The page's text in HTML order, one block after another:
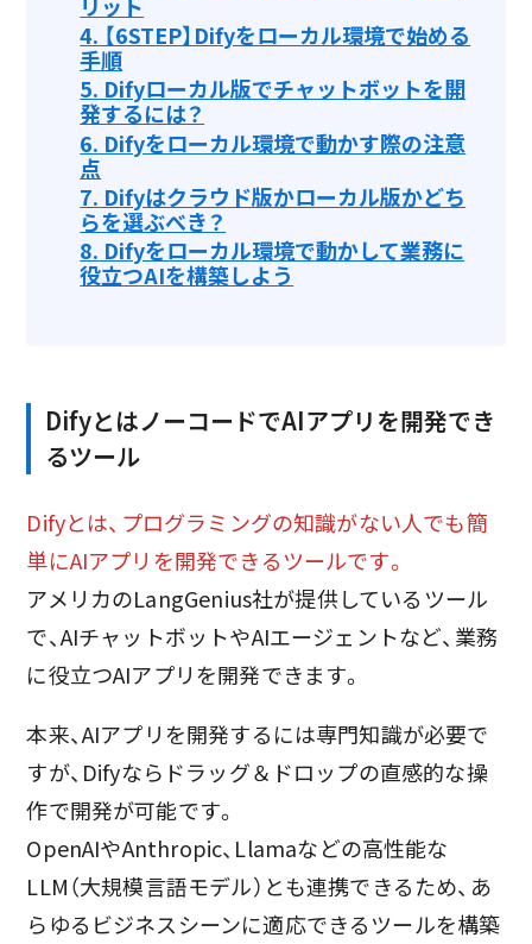
4. 【6STEP】Difyをローカル環境で始める
手順
5. Difyローカル版でチャットボットを開
発するには？
6. Difyをローカル環境で動かす際の注意
点
7. Difyはクラウド版かローカル版かどち
らを選ぶべき？
8. Difyをローカル環境で動かして業務に
役立つAIを構築しよう
DifyとはノーコードでAIアプリを開発でき
るツール
Difyとは、プログラミングの知識がない人でも簡
単にAIアプリを開発できるツールです。
アメリカのLangGenius社が提供しているツール
で、AIチャットボットやAIエージェントなど、業務
に役立つAIアプリを開発できます。
本来、AIアプリを開発するには専門知識が必要で
すが、Difyならドラッグ＆ドロップの直感的な操
作で開発が可能です。
OpenAIやAnthropic、Llamaなどの高性能な
LLM（大規模言語モデル）とも連携できるため、あ
らゆるビジネスシーンに適応できるツールを構築